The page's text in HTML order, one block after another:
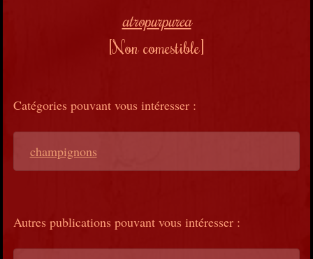
atropurpurea
[Non comestible]
Catégories pouvant vous intéresser :
champignons
Autres publications pouvant vous intéresser :